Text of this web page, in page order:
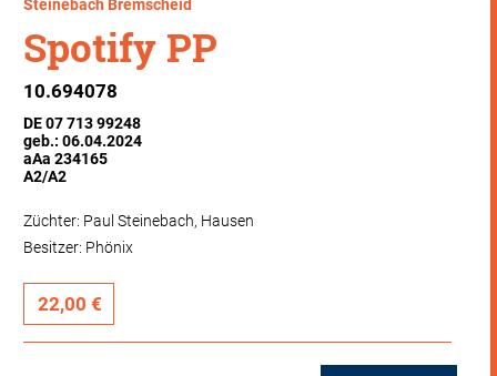
Steinebach Bremscheid
Spotify PP
10.694078
DE 07 713 99248
geb.: 06.04.2024
aAa 234165
A2/A2
Züchter: Paul Steinebach, Hausen
Besitzer: Phönix
22,00 €